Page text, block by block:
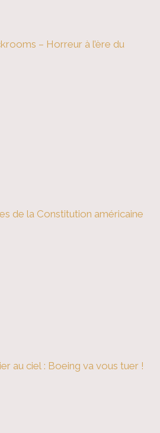
– Horreur à l’ère du
de la Constitution américaine
au ciel : Boeing va vous tuer !